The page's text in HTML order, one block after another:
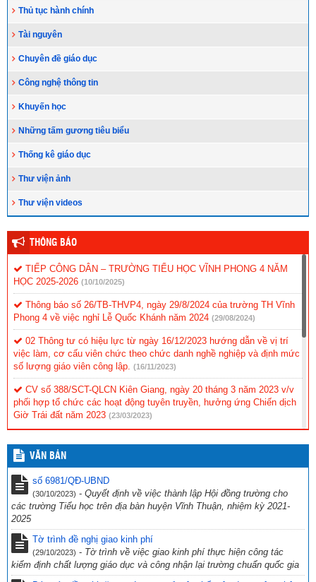
Thủ tục hành chính
Tài nguyên
Chuyên đề giáo dục
Công nghệ thông tin
Khuyến học
Những tấm gương tiêu biểu
Thống kê giáo dục
Thư viện ảnh
Thư viện videos
THÔNG BÁO
TIẾP CÔNG DÂN – TRƯỜNG TIỂU HỌC VĨNH PHONG 4 NĂM
HỌC 2025-2026 (10/10/2025)
Thông báo số 26/TB-THVP4, ngày 29/8/2024 của trường TH Vĩnh
Phong 4 về việc nghỉ Lễ Quốc Khánh năm 2024 (29/08/2024)
02 Thông tư có hiệu lực từ ngày 16/12/2023 hướng dẫn về vị trí
việc làm, cơ cấu viên chức theo chức danh nghề nghiệp và định mức
số lượng giáo viên công lập. (16/11/2023)
CV số 388/SCT-QLCN Kiên Giang, ngày 20 tháng 3 năm 2023 v/v
phối hợp tổ chức các hoạt động tuyên truyền, hưởng ứng Chiến dịch
Giờ Trái đất năm 2023 (23/03/2023)
Chính phủ Võ Văn Kiệt”
CV 1736/UBND-NC CỦA UBND TỈNH KIÊN GIANG NGÀY
23/9/2022 VỀ VIỆC THỰC HIỆN CÔNG TÁC PHÒNG, CHỐNG TỘI
PHẠM SỬ DỤNG CÔNG NGHỆ CAO.
(29/09/2022)
CV số 2870/SGDĐT-VP, Kiên Giang ngày 26/9/2022 của Sở Giáo
dục & Đào tạo Kiên Giang về việc chủ động ứng phó với bão số 4
năm 2022 (27/09/2022)
Công văn số 234/PGDĐT, ngày 16 tháng 9 năm 2022 của phòng
VĂN BẢN
số 6981/QĐ-UBND
(30/10/2023) - Quyết định về việc thành lập Hội đồng trường cho
các trường Tiểu học trên địa bàn huyện Vĩnh Thuận, nhiệm kỳ 2021-
2025
Tờ trình đề nghị giao kinh phí
(29/10/2023) - Tờ trình về việc giao kinh phí thực hiện công tác
kiểm định chất lượng giáo dục và công nhận lại trường chuẩn quốc gia